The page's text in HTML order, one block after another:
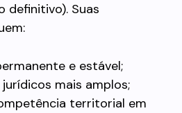
definitivo). Suas
e estável;
mais amplos;
territorial em